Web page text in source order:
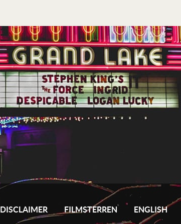
DISCLAIMER FILMSTERREN ENGLISH